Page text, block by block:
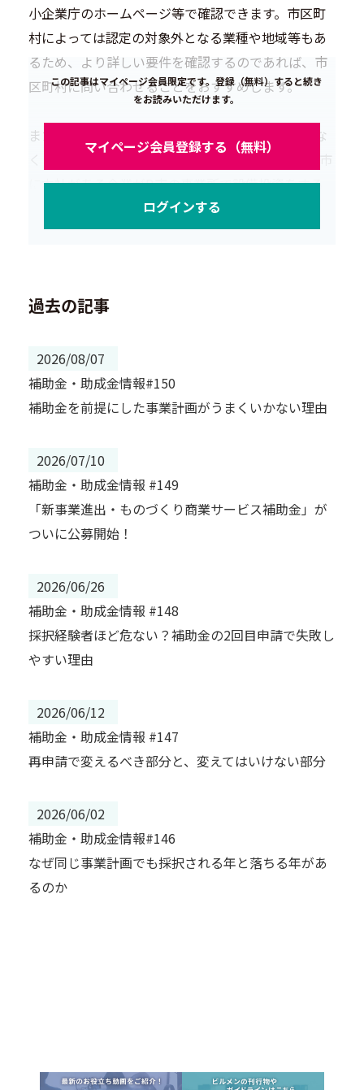
⼩企業庁のホームページ等で確認できます。市区町
村によっては認定の対象外となる業種や地域等もあ
るため、より詳しい要件を確認するのであれば、市
区町村に問い合わせることをおすすめします。
また、申請先の市区町村は「企業の所在地」ではな
く「新規取得する設備の所在地」です。つまり、A市
に本社がある企業がB市の事業所で設備投資をする
場合、B市に申請書類を提出しなければなりませ
ん。
この記事はマイページ会員限定です。登録（無料）すると続き
をお読みいただけます。
マイページ会員登録する（無料）
ログインする
過去の記事
2026/08/07
補助金・助成金情報#150
補助金を前提にした事業計画がうまくいかない理由
2026/07/10
補助金・助成金情報 #149
「新事業進出・ものづくり商業サービス補助金」が
ついに公募開始！
2026/06/26
補助金・助成金情報 #148
採択経験者ほど危ない？補助金の2回目申請で失敗し
やすい理由
2026/06/12
補助金・助成金情報 #147
再申請で変えるべき部分と、変えてはいけない部分
2026/06/02
補助金・助成金情報#146
なぜ同じ事業計画でも採択される年と落ちる年があ
るのか